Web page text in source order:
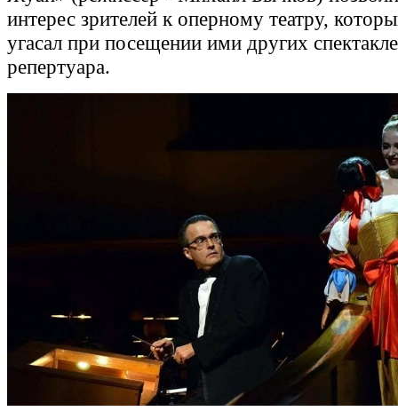
интерес зрителей к оперному театру,
угасал при посещении ими других
репертуара.